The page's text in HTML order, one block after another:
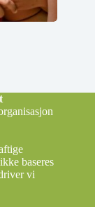
baseres
vi